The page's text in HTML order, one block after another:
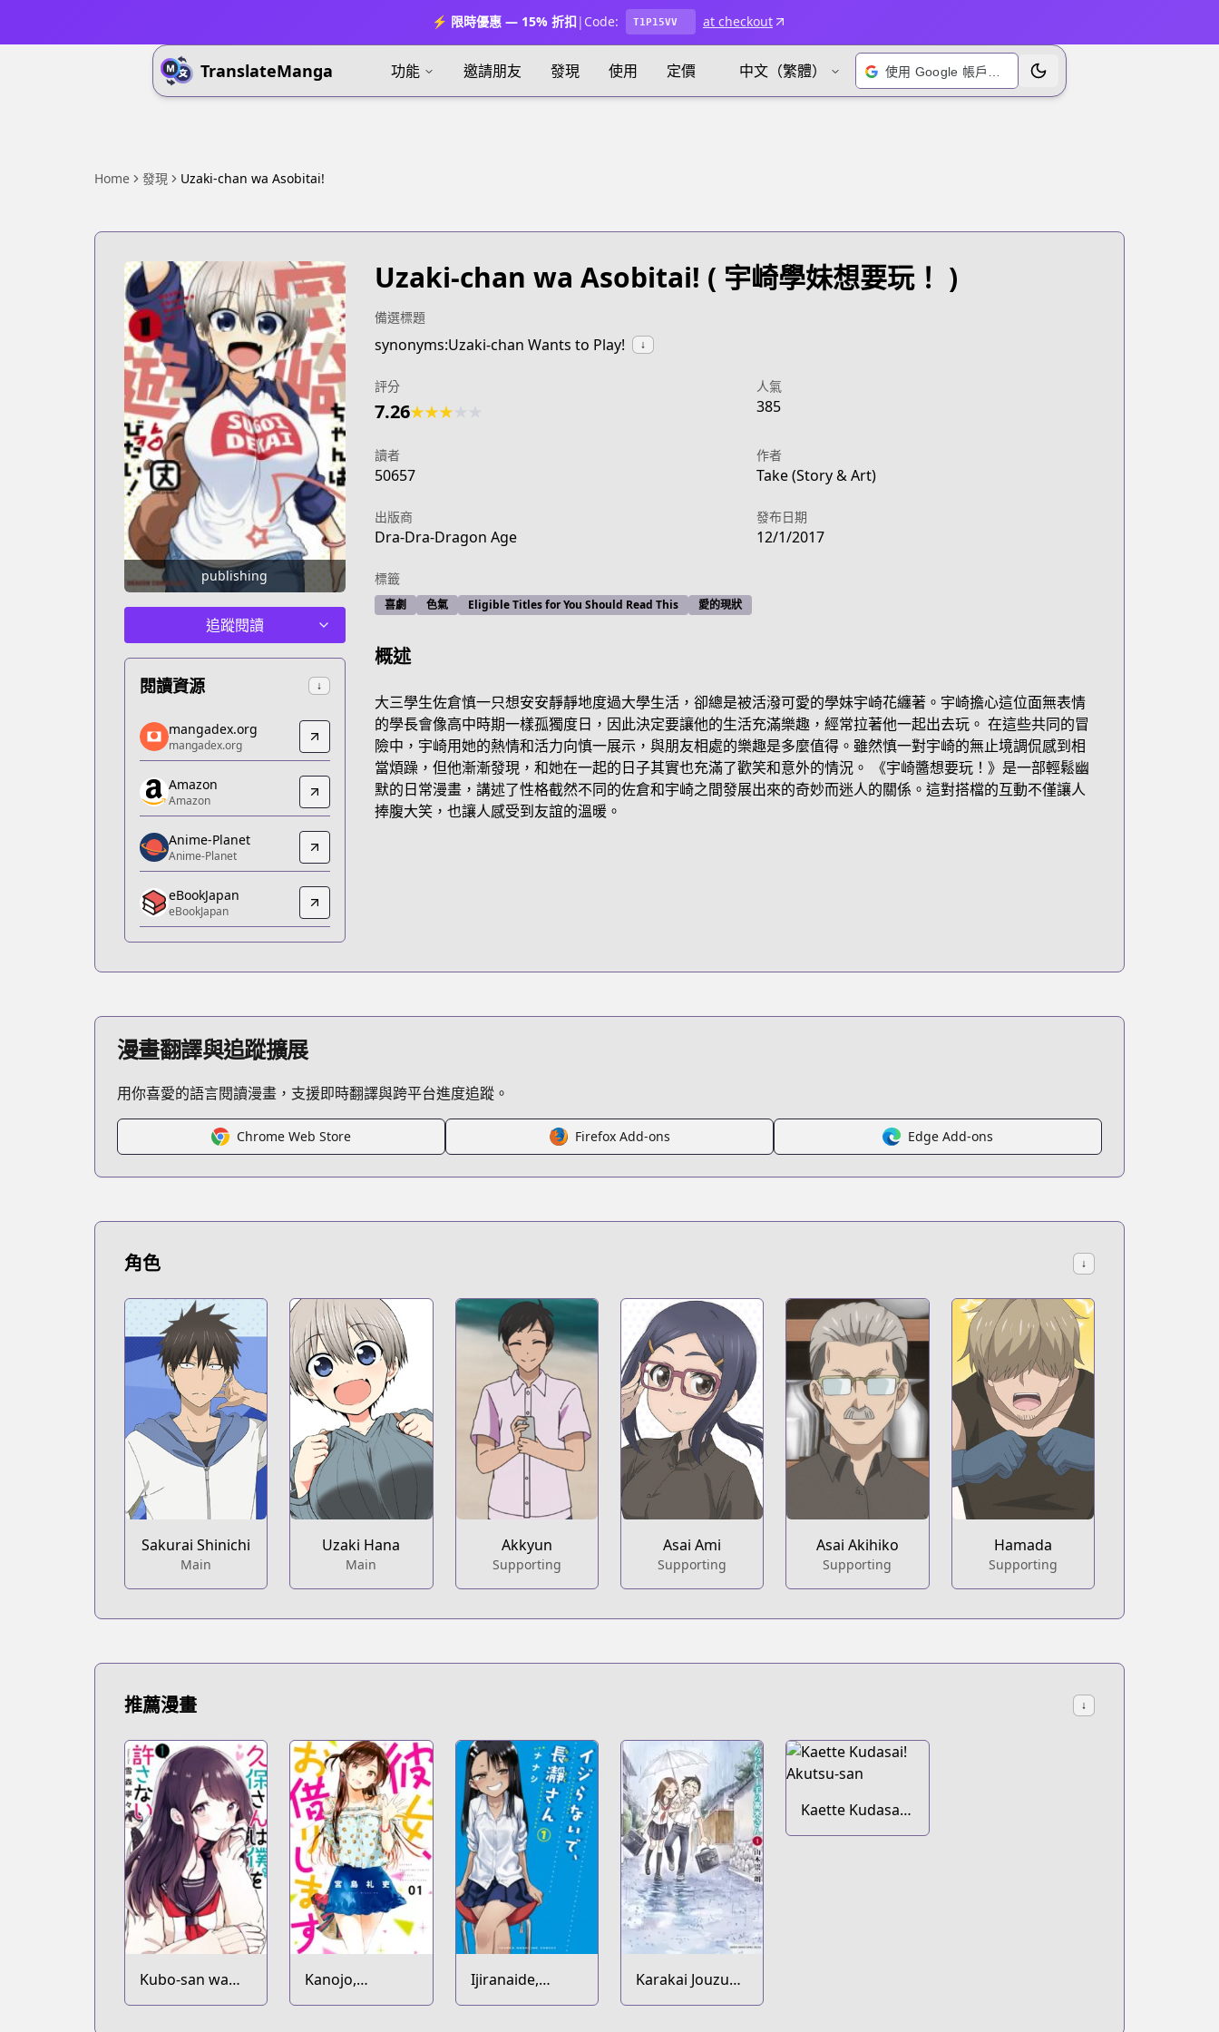
⚡ 限時優惠 — 15% 折扣 | Code: T1P15VV at checkout
TranslateManga 功能 邀請朋友 發現 使用 定價 中文（繁體） 切換主題
Home 發現 Uzaki-chan wa Asobitai!
publishing
追蹤閱讀
閱讀資源 ↓
mangadex.org
mangadex.org
https://mangadex.org/title/5a90308a-8b12-4a4d-9c6d-2487028fe319
Amazon
Amazon
https://www.amazon.co.jp/dp/B07P843R8X
Anime-Planet
Anime-Planet
https://www.anime-planet.com/manga/uzaki-chan-wants-to-hang-out
eBookJapan
eBookJapan
Official Raw
https://comic-walker.com/detail/KC_004657_S
Kitsu
https://kitsu.app/manga/41168
MangaUpdates
https://www.mangaupdates.com/series.html?id=rvgofuj
Book☆Walker
mangadex.org
mangadex.org
Amazon
Amazon
Anime-Planet
Anime-Planet
eBookJapan
eBookJapan
Uzaki-chan wa Asobitai! ( 宇崎學妹想要玩！ )
備選標題
synonyms:Uzaki-chan Wants to Play! ↓
評分
7.26★★★
人氣
385
讀者
50657
作者
Take (Story & Art)
出版商
Dra-Dra-Dragon Age
發布日期
12/1/2017
標籤
喜劇 色氣 Eligible Titles for You Should Read This 愛的現狀
概述
大三學生佐倉慎一只想安安靜靜地度過大學生活，卻總是被活潑可愛的學妹宇崎花纏著。宇崎擔心這位面無表情
的學長會像高中時期一樣孤獨度日，因此決定要讓他的生活充滿樂趣，經常拉著他一起出去玩。 在這些共同的冒
險中，宇崎用她的熱情和活力向慎一展示，與朋友相處的樂趣是多麼值得。雖然慎一對宇崎的無止境調侃感到相
當煩躁，但他漸漸發現，和她在一起的日子其實也充滿了歡笑和意外的情況。 《宇崎醬想要玩！》是一部輕鬆幽
默的日常漫畫，講述了性格截然不同的佐倉和宇崎之間發展出來的奇妙而迷人的關係。這對搭檔的互動不僅讓人
捧腹大笑，也讓人感受到友誼的溫暖。
漫畫翻譯與追蹤擴展
用你喜愛的語言閱讀漫畫，支援即時翻譯與跨平台進度追蹤。
Chrome Web Store Firefox Add-ons Edge Add-ons
角色 ↓
Sakurai Shinichi
Main
Uzaki Hana
Main
Akkyun
Supporting
Asai Ami
Supporting
Asai Akihiko
Supporting
Hamada
Supporting
推薦漫畫 ↓
Kubo-san wa
Mob wo
Kanojo,
Okarishimasu
Ijiranaide,
Nagatoro-san
Karakai Jouzu
no Takagi-san
Kaette Kudasai!
Akutsu-san